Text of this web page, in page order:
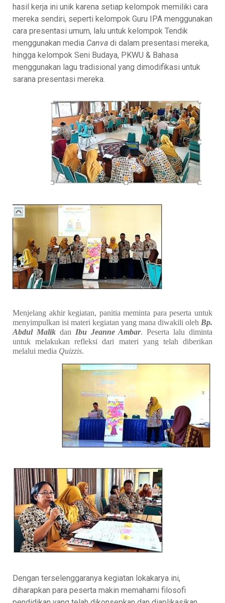
hasil kerja ini unik karena setiap kelompok memiliki cara
mereka sendiri, seperti kelompok Guru IPA menggunakan
cara presentasi umum, lalu untuk kelompok Tendik
menggunakan media Canva di dalam presentasi mereka,
hingga kelompok Seni Budaya, PKWU & Bahasa
menggunakan lagu tradisional yang dimodifikasi untuk
sarana presentasi mereka.
Menjelang akhir kegiatan, panitia meminta para peserta untuk
menyimpulkan isi materi kegiatan yang mana diwakili oleh Bp.
Abdul Malikdan Ibu Jeanne Ambar. Peserta lalu diminta
untuk melakukan refleksi dari materi yang telah diberikan
melalui media Quizzis.
Dengan terselenggaranya kegiatan lokakarya ini,
diharapkan para peserta makin memahami filosofi